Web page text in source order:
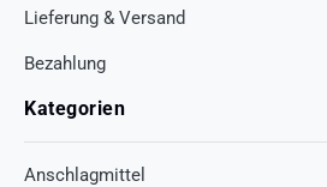
Lieferung & Versand
Bezahlung
Kategorien
Anschlagmittel